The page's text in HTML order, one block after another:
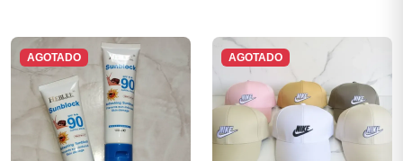
AGOTADO AGOTADO